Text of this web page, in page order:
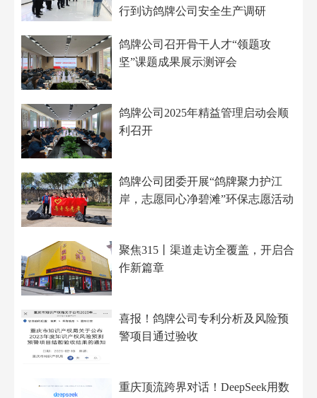
行到访鸽牌公司安全生产调研
鸽牌公司召开骨干人才“领题攻
坚”课题成果展示测评会
鸽牌公司2025年精益管理启动会顺
利召开
鸽牌公司团委开展“鸽牌聚力护江
岸，志愿同心净碧滩”环保志愿活动
聚焦315丨渠道走访全覆盖，开启合
作新篇章
喜报！鸽牌公司专利分析及风险预
警项目通过验收
重庆顶流跨界对话！DeepSeek用数